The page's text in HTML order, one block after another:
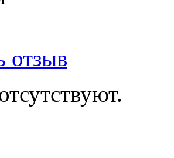
отзыв